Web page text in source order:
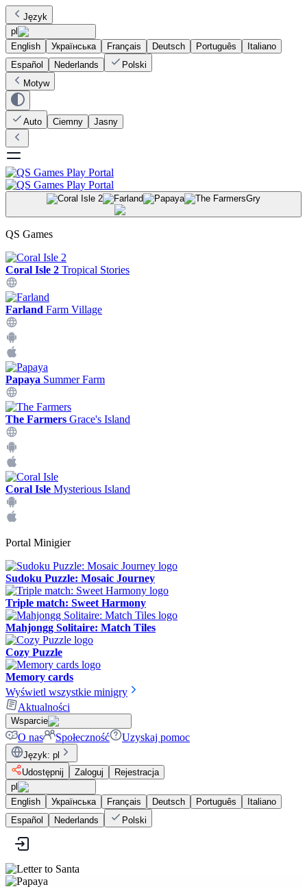
Język
pl
English
Українська Français Deutsch Português
Italiano
Español
Nederlands
Polski
Motyw
Auto Ciemny Jasny
Gry
QS Games
Coral Isle 2 Tropical Stories
Farland Farm Village
Papaya Summer Farm
The Farmers Grace's Island
Coral Isle Mysterious Island
Portal Minigier
Sudoku Puzzle: Mosaic Journey
Triple match: Sweet Harmony
Mahjongg Solitaire: Match Tiles
Cozy Puzzle
Memory cards
Wyświetl wszystkie minigry
Aktualności
Wsparcie
O nas Społeczność Uzyskaj pomoc
Język: pl
Udostępnij
Zaloguj
Rejestracja
pl
English
Українська Français Deutsch Português
Italiano
Español
Nederlands Polski